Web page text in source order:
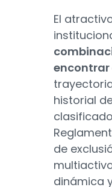
El
encontrar
historial
de
dinámica